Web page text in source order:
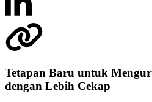
Tetapan Baru untuk
dengan Lebih Cekap